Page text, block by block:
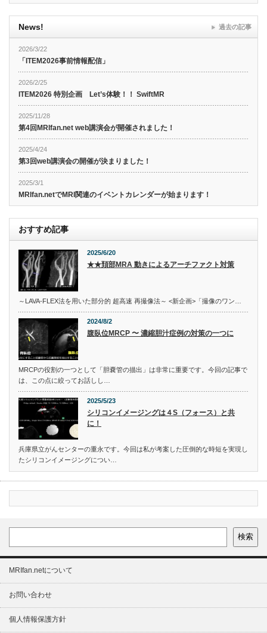
News!
2026/3/22
「ITEM2026事前情報配信」
2026/2/25
ITEM2026 特別企画 Let’s体験！！ SwiftMR
2025/11/28
第4回MRIfan.net web講演会が開催されました！
2025/4/24
第3回web講演会の開催が決まりました！
2025/3/1
MRIfan.netでMRI関連のイベントカレンダーが始まります！
過去の記事
おすすめ記事
2025/6/20
★★頚部MRA 動きによるアーチファクト対策
～LAVA-FLEX法を用いた部分的 超高速 再撮像法～ <新企画>「撮像のワン…
2024/8/2
腹臥位MRCP 〜 濃縮胆汁症例の対策の一つに
MRCPの役割の一つとして「胆嚢管の描出」は非常に重要です。今回の記事で
は、この点に絞ってお話しし…
2025/5/23
シリコンイメージングは４S（フォース）と共
に！
兵庫県立がんセンターの重永です。今回は私が考案した圧倒的な時短を実現し
たシリコンイメージングについ…
検索
MRIfan.netについて
お問い合わせ
個人情報保護方針